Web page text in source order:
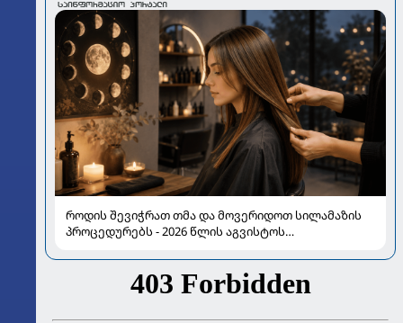
როდის შევიჭრათ თმა და მოვერიდოთ სილამაზის
პროცედურებს - 2026 წლის აგვისტოს